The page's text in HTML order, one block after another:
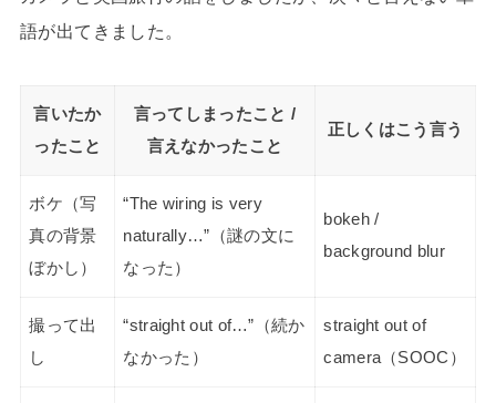
語が出てきました。
言いたか
ったこと
言ってしまったこと /
言えなかったこと
正しくはこう言う
ボケ（写
真の背景
ぼかし）
“The wiring is very
naturally…”（謎の文に
なった）
bokeh /
background blur
撮って出
し
“straight out of…”（続か
なかった）
straight out of
camera（SOOC）